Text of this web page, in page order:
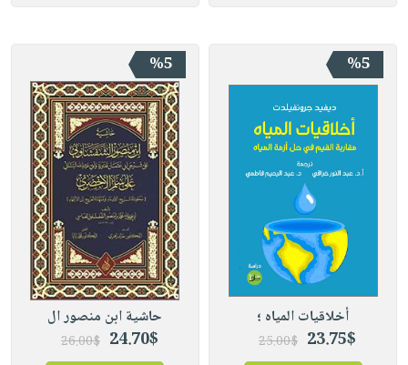
%5
أخلاقيات المياه ؛
23.75$
25.00$
%5
حاشية ابن منصور ال
24.70$
26.00$